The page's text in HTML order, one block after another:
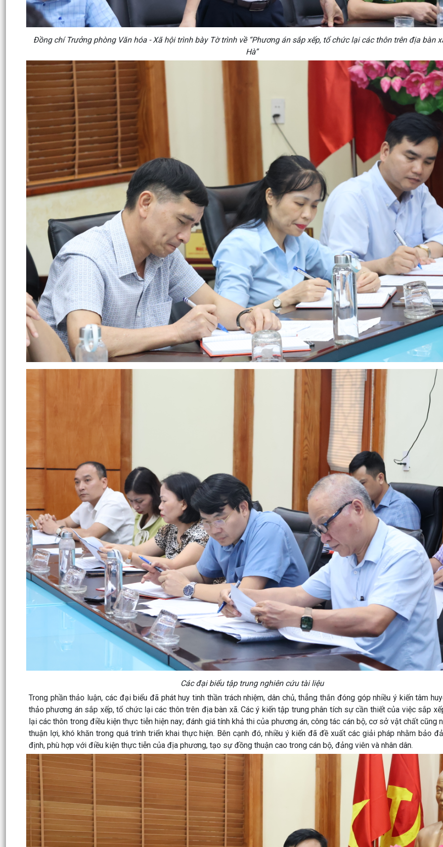
Đồng chí Trưởng phòng Văn hóa - Xã hội trình bày Tờ trình về “Phương án sắp xếp, tổ chức lại các thôn trên địa bàn
Hà”
Các đại biểu tập trung nghiên cứu tài liệu
Trong phần thảo luận, các đại biểu đã phát huy tinh thần trách nhiệm, dân chủ, thẳng thắn đóng góp nhiều ý kiến tâm
thảo phương án sắp xếp, tổ chức lại các thôn trên địa bàn xã. Các ý kiến tập trung phân tích sự cần thiết của việc sắp
lại các thôn trong điều kiện thực tiễn hiện nay; đánh giá tính khả thi của phương án, công tác cán bộ, cơ sở vật chất cũng
thuận lợi, khó khăn trong quá trình triển khai thực hiện. Bên cạnh đó, nhiều ý kiến đã đề xuất các giải pháp nhằm bảo
định, phù hợp với điều kiện thực tiễn của địa phương, tạo sự đồng thuận cao trong cán bộ, đảng viên và nhân dân.